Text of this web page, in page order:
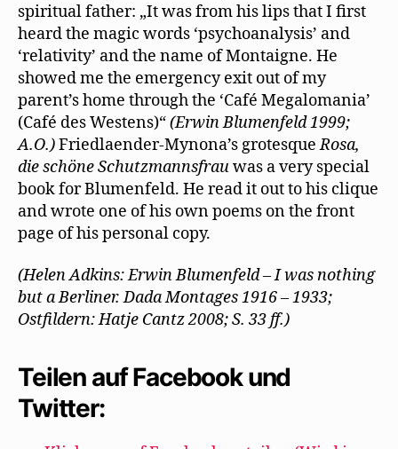
spiritual father: „It was from his lips that I ﬁrst
heard the magic words ‘psychoanalysis’ and
‘relativity’ and the name of Montaigne. He
showed me the emergency exit out of my
parent’s home through the ‘Café Megalomania’
(Café des Westens)“(Erwin Blumenfeld 1999;
A.O.)Friedlaender-Mynona’s grotesqueRosa,
die schöne Schutzmannsfrauwas a very special
book for Blumenfeld. He read it out to his clique
and wrote one of his own poems on the front
page of his personal copy.
(Helen Adkins: Erwin Blumenfeld – I was nothing
but a Berliner. Dada Montages 1916 – 1933;
Ostfildern: Hatje Cantz 2008; S. 33 ff.)
Teilen auf Facebook und
Twitter: